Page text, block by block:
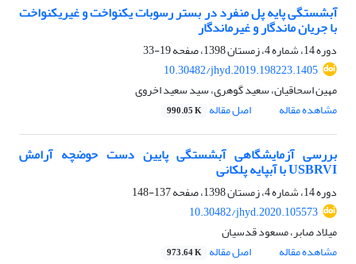
آبشستگی پایه پل منفرد در بستر رسوبات یکنواخت و غیریکنواخت
با جریان ماندگار و غیرماندگار
دوره 14، شماره 4، زمستان 1398، صفحه
19-33
10.30482/jhyd.2019.198223.1405
مهین اسحاقیان، سعید گوهری، سید سعید اخروی
مشاهده مقاله
اصل مقاله 990.05 K
بررسی آزمایشگاهی آبشستگی پایین دست حوضچه آرامش
USBRVI با آبپایه پلکانی
دوره 14، شماره 4، زمستان 1398، صفحه
137-148
10.30482/jhyd.2020.105573
میلاد صابر، مسعود قدسیان
مشاهده مقاله
اصل مقاله 973.64 K